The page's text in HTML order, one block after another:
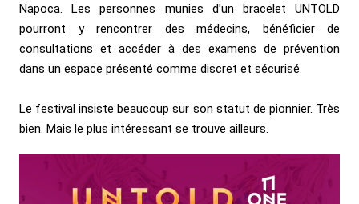
Napoca. Les personnes munies d’un bracelet UNTOLD
pourront y rencontrer des médecins, bénéficier de
consultations et accéder à des examens de prévention
dans un espace présenté comme discret et sécurisé.
Le festival insiste beaucoup sur son statut de pionnier. Très
bien. Mais le plus intéressant se trouve ailleurs.